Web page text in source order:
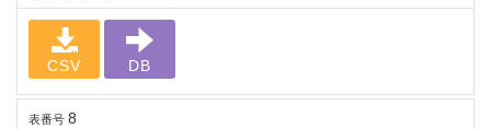
CSV DB
表番号 8